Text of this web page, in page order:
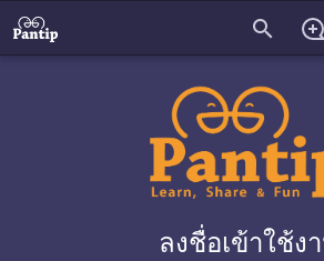
search
ลงชื่อเข้าใช้ง